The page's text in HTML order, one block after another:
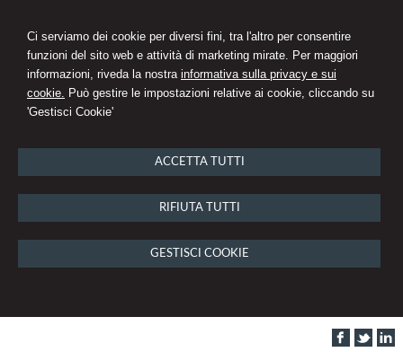
Ci serviamo dei cookie per diversi fini, tra l'altro per consentire
funzioni del sito web e attività di marketing mirate. Per maggiori
informazioni, riveda la nostra informativa sulla privacy e sui
cookie. Può gestire le impostazioni relative ai cookie, cliccando su
'Gestisci Cookie'
ACCETTA TUTTI
RIFIUTA TUTTI
GESTISCI COOKIE